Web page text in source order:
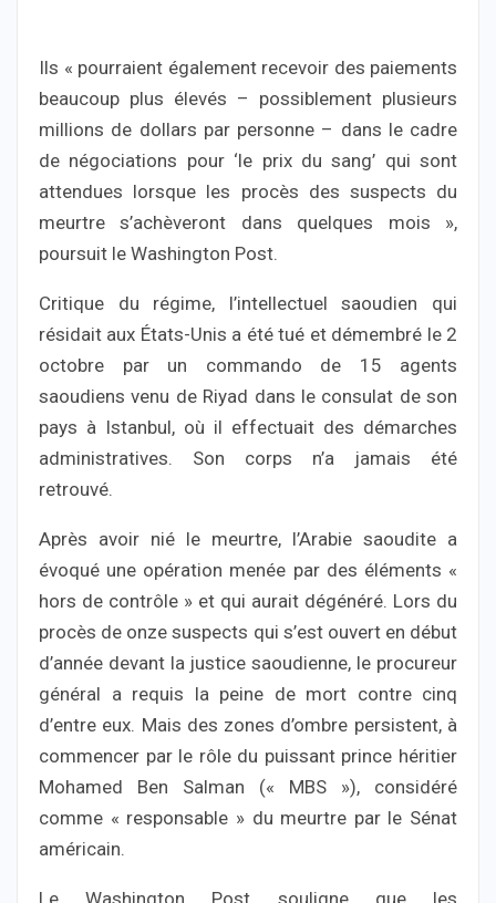
Ils « pourraient également recevoir des paiements
beaucoup plus élevés – possiblement plusieurs
millions de dollars par personne – dans le cadre
de négociations pour ‘le prix du sang’ qui sont
attendues lorsque les procès des suspects du
meurtre s’achèveront dans quelques mois »,
poursuit le Washington Post.
Critique du régime, l’intellectuel saoudien qui
résidait aux États-Unis a été tué et démembré le 2
octobre par un commando de 15 agents
saoudiens venu de Riyad dans le consulat de son
pays à Istanbul, où il effectuait des démarches
administratives. Son corps n’a jamais été
retrouvé.
Après avoir nié le meurtre, l’Arabie saoudite a
évoqué une opération menée par des éléments «
hors de contrôle » et qui aurait dégénéré. Lors du
procès de onze suspects qui s’est ouvert en début
d’année devant la justice saoudienne, le procureur
général a requis la peine de mort contre cinq
d’entre eux. Mais des zones d’ombre persistent, à
commencer par le rôle du puissant prince héritier
Mohamed Ben Salman (« MBS »), considéré
comme « responsable » du meurtre par le Sénat
américain.